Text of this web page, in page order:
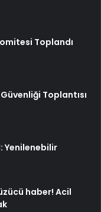
Toplandı
Toplantısı
Yenilenebilir
haber! Acil